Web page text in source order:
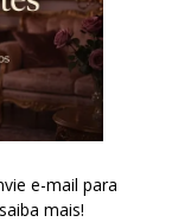
e-mail para
mais!